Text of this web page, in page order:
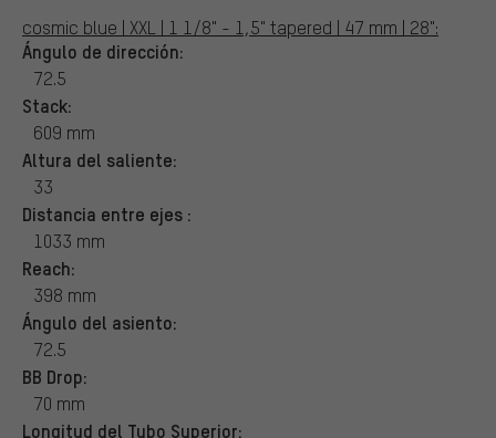
cosmic blue | XXL | 1 1/8" - 1,5" tapered | 47 mm | 28":
Ángulo de dirección:
72.5
Stack:
609 mm
Altura del saliente:
33
Distancia entre ejes :
1033 mm
Reach:
398 mm
Ángulo del asiento:
72.5
BB Drop:
70 mm
Longitud del Tubo Superior: